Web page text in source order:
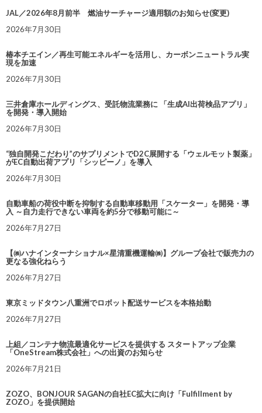
JAL／2026年8月前半 燃油サーチャージ適用額のお知らせ(変更)
2026年7月30日
椿本チエイン／再生可能エネルギーを活用し、カーボンニュートラル実
現を加速
2026年7月30日
三井倉庫ホールディングス、受託物流業務に 「生成AI出荷検品アプリ」
を開発・導入開始
2026年7月30日
“独自開発こだわり”のサプリメントでD2C展開する「ウェルモット製薬」
がEC自動出荷アプリ「シッピーノ」を導入
2026年7月30日
自動車船の荷役中断を抑制する自動車移動用「スケーター」を開発・導
入 ～自力走行できない車両を約5分で移動可能に～
2026年7月27日
【㈱ハナインターナショナル×星清重機運輸㈱】グループ会社で販売力の
更なる強化ねらう
2026年7月27日
東京ミッドタウン八重洲でロボット配送サービスを本格始動
2026年7月27日
上組／コンテナ物流最適化サービスを提供する スタートアップ企業
「OneStream株式会社」への出資のお知らせ
2026年7月21日
ZOZO、BONJOUR SAGANの自社EC拡大に向け「Fulfillment by
ZOZO」を提供開始